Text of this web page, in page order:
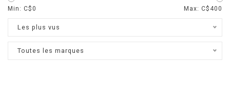
Min: C$0 Max: C$ 400
Les plus vus
Toutes les marques